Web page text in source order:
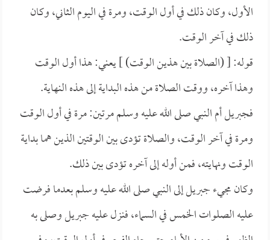
الأول، وكان ذلك في أول الوقت، ومرة في اليوم الثاني، وكان
ذلك في آخر الوقت.
قوله: [ (الصلاة بين هذين الوقت) ] يعني: هذا أول الوقت
وهذا آخره، ووقت الصلاة من هذه البداية إلى هذه النهاية.
فجبريل أم النبي صلى الله عليه وسلم مرتين: مرة في أول الوقت
ومرة في آخر الوقت، والصلاة تؤدى بين الوقتين الذين هما بداية
الوقت ونهايته، فمن أوله إلى آخره تؤدى بين ذلك.
وكان مجيء جبريل إلى النبي صلى الله عليه وسلم بعدما فرضت
عليه الصلوات الخمس في السماء، فنزل عليه جبريل وصلى به